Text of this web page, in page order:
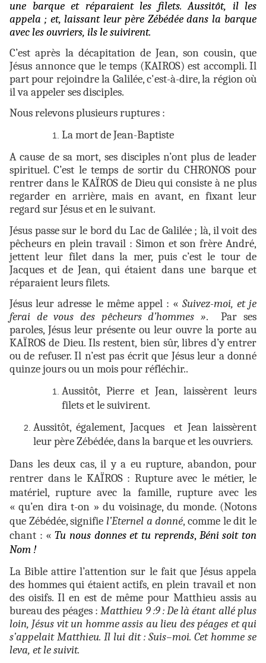
une barque et réparaient les filets. Aussitôt, il les
appela ; et, laissant leur père Zébédée dans la barque
avec les ouvriers, ils le suivirent.
C’est après la décapitation de Jean, son cousin, que
Jésus annonce que le temps (KAIROS) est accompli. Il
part pour rejoindre la Galilée, c'est-à-dire, la région où
il va appeler ses disciples.
Nous relevons plusieurs ruptures :
La mort de Jean-Baptiste
A cause de sa mort, ses disciples n’ont plus de leader
spirituel. C’est le temps de sortir du CHRONOS pour
rentrer dans le KAÏROS de Dieu qui consiste à ne plus
regarder en arrière, mais en avant, en fixant leur
regard sur Jésus et en le suivant.
Jésus passe sur le bord du Lac de Galilée ; là, il voit des
pêcheurs en plein travail : Simon et son frère André,
jettent leur filet dans la mer, puis c’est le tour de
Jacques et de Jean, qui étaient dans une barque et
réparaient leurs filets.
Jésus leur adresse le même appel : « Suivez-moi, et je
ferai de vous des pêcheurs d’hommes ». Par ses
paroles, Jésus leur présente ou leur ouvre la porte au
KAÏROS de Dieu. Ils restent, bien sûr, libres d’y entrer
ou de refuser. Il n’est pas écrit que Jésus leur a donné
quinze jours ou un mois pour réfléchir..
Aussitôt, Pierre et Jean, laissèrent leurs
filets et le suivirent.
Aussitôt, également, Jacques et Jean laissèrent
leur père Zébédée, dans la barque et les ouvriers.
Dans les deux cas, il y a eu rupture, abandon, pour
rentrer dans le KAÏROS : Rupture avec le métier, le
matériel, rupture avec la famille, rupture avec les
« qu’en dira t-on » du voisinage, du monde. (Notons
que Zébédée, signifie l’Eternel a donné, comme le dit le
chant : «Tu nous donnes et tu reprends, Béni soit ton
Nom !
La Bible attire l’attention sur le fait que Jésus appela
des hommes qui étaient actifs, en plein travail et non
des oisifs. Il en est de même pour Matthieu assis au
bureau des péages :Matthieu 9 :9 :De là étant allé plus
loin, Jésus vit un homme assis au lieu des péages et qui
s’appelait Matthieu. Il lui dit : Suis–moi. Cet homme se
leva, et le suivit.